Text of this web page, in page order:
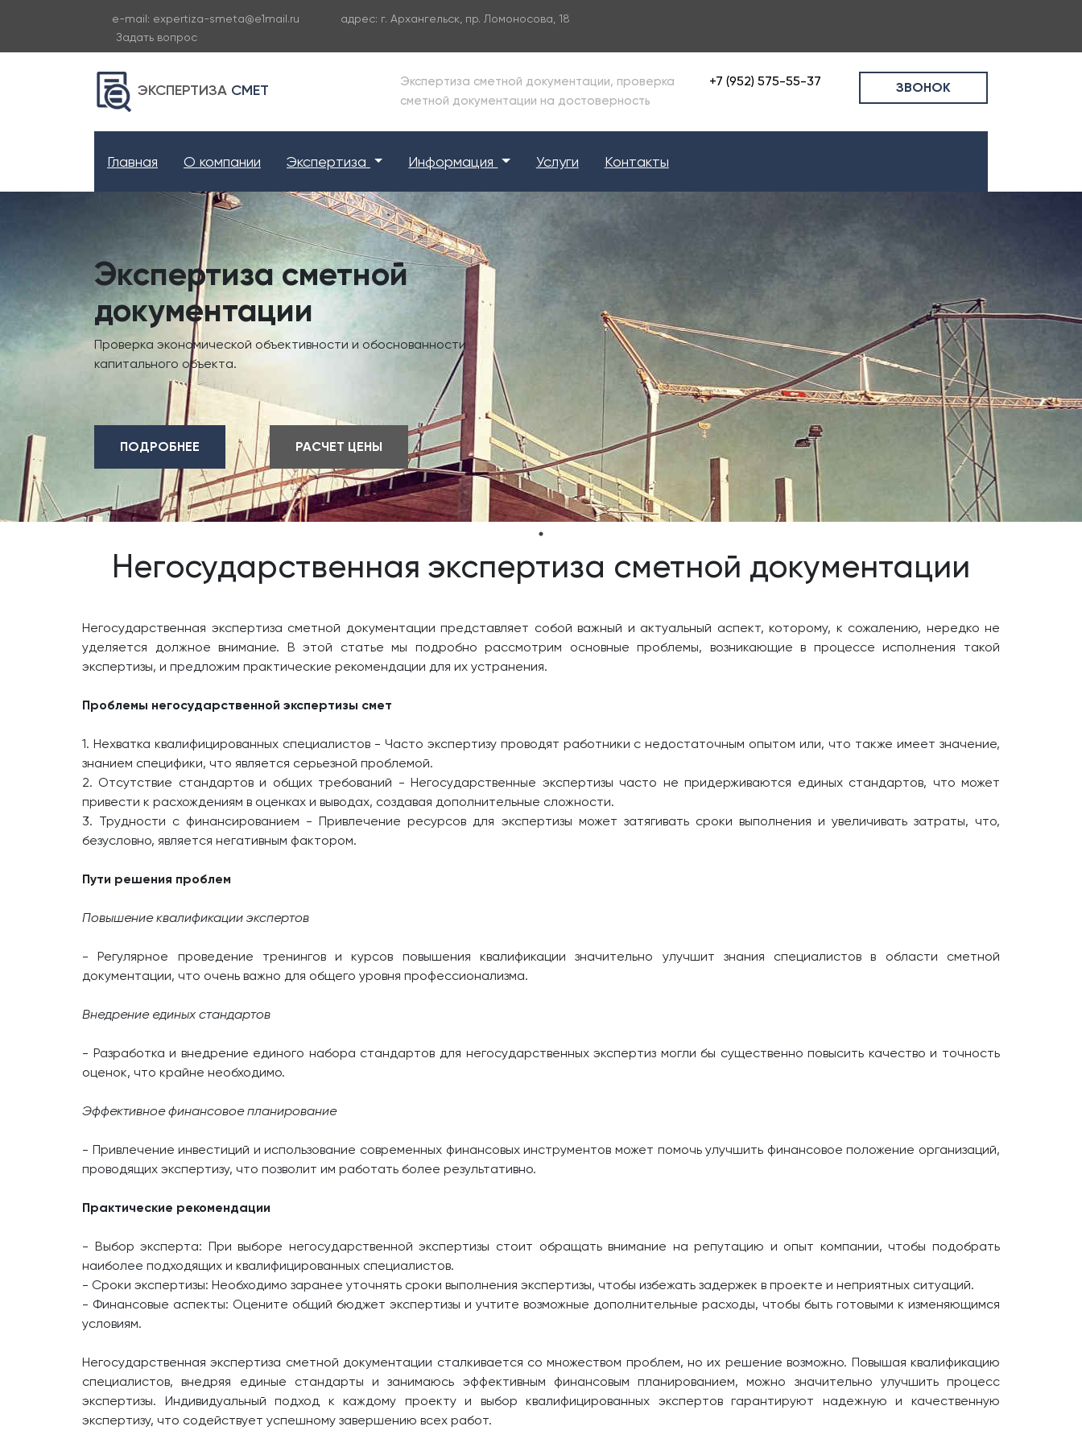
e-mail: expertiza-smeta@e1mail.ru адрес: г. Архангельск, пр. Ломоносова, 18
Задать вопрос
ЭКСПЕРТИЗА СМЕТ
Экспертиза сметной документации, проверка
сметной документации на достоверность
+7 (952) 575-55-37 ЗВОНОК
Главная О компании Экспертиза Информация Услуги Контакты
Экспертиза сметной
документации
Проверка экономической объективности и обоснованности
капитального объекта.
ПОДРОБНЕЕ РАСЧЕТ ЦЕНЫ
Негосударственная экспертиза сметной документации
Негосударственная экспертиза сметной документации представляет собой важный и актуальный аспект, которому, к сожалению, нередко не
уделяется должное внимание. В этой статье мы подробно рассмотрим основные проблемы, возникающие в процессе исполнения такой
экспертизы, и предложим практические рекомендации для их устранения.
Проблемы негосударственной экспертизы смет
1. Нехватка квалифицированных специалистов - Часто экспертизу проводят работники с недостаточным опытом или, что также имеет значение,
знанием специфики, что является серьезной проблемой.
2. Отсутствие стандартов и общих требований - Негосударственные экспертизы часто не придерживаются единых стандартов, что может
привести к расхождениям в оценках и выводах, создавая дополнительные сложности.
3. Трудности с финансированием - Привлечение ресурсов для экспертизы может затягивать сроки выполнения и увеличивать затраты, что,
безусловно, является негативным фактором.
Пути решения проблем
Повышение квалификации экспертов
- Регулярное проведение тренингов и курсов повышения квалификации значительно улучшит знания специалистов в области сметной
документации, что очень важно для общего уровня профессионализма.
Внедрение единых стандартов
- Разработка и внедрение единого набора стандартов для негосударственных экспертиз могли бы существенно повысить качество и точность
оценок, что крайне необходимо.
Эффективное финансовое планирование
- Привлечение инвестиций и использование современных финансовых инструментов может помочь улучшить финансовое положение организаций,
проводящих экспертизу, что позволит им работать более результативно.
Практические рекомендации
- Выбор эксперта: При выборе негосударственной экспертизы стоит обращать внимание на репутацию и опыт компании, чтобы подобрать
наиболее подходящих и квалифицированных специалистов.
- Сроки экспертизы: Необходимо заранее уточнять сроки выполнения экспертизы, чтобы избежать задержек в проекте и неприятных ситуаций.
- Финансовые аспекты: Оцените общий бюджет экспертизы и учтите возможные дополнительные расходы, чтобы быть готовыми к изменяющимся
условиям.
Негосударственная экспертиза сметной документации сталкивается со множеством проблем, но их решение возможно. Повышая квалификацию
специалистов, внедряя единые стандарты и занимаюсь эффективным финансовым планированием, можно значительно улучшить процесс
экспертизы. Индивидуальный подход к каждому проекту и выбор квалифицированных экспертов гарантируют надежную и качественную
экспертизу, что содействует успешному завершению всех работ.